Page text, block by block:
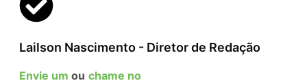
Lailson Nascimento - Diretor de Redação
Envie um ou chame no